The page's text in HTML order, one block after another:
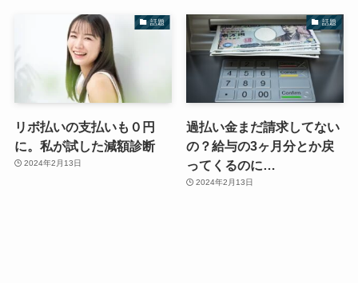
話題
リボ払いの支払いも０円
に。私が試した減額診断
2024年2月13日
話題
過払い金まだ請求してない
の？給与の3ヶ月分とか戻
ってくるのに…
2024年2月13日